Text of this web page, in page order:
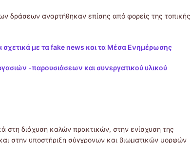
δράσεων αναρτήθηκαν επίσης από φορείς της τοπικής
σχετικά με τα fake news και τα Μέσα Ενημέρωσης
-παρουσιάσεων και συνεργατικού υλικού
στη διάχυση καλών πρακτικών, στην ενίσχυση της
στην υποστήριξη σύγχρονων και βιωματικών μορφών